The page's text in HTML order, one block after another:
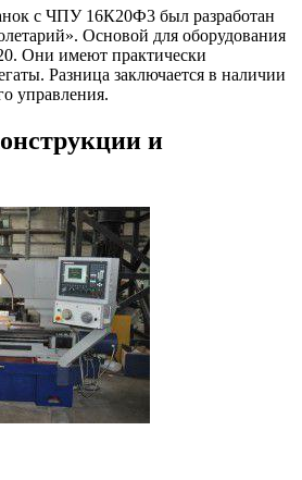
с ЧПУ 16К20Ф3 был разработан
Основой для оборудования
Они имеют практически
Разница заключается в наличии
управления.
и